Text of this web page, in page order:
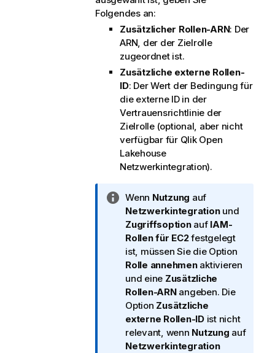
Folgendes an:
Zusätzlicher Rollen-ARN: Der
ARN, der der Zielrolle
zugeordnet ist.
Zusätzliche externe Rollen-
ID: Der Wert der Bedingung für
die externe ID in der
Vertrauensrichtlinie der
Zielrolle (optional, aber nicht
verfügbar für Qlik Open
Lakehouse
Netzwerkintegration).
I
n
f
o
r
m
a
t
i
o
n
s
Wenn Nutzung auf
Netzwerkintegrationund
Zugriffsoptionauf IAM-
Rollen für EC2festgelegt
ist, müssen Sie die Option
Rolle annehmenaktivieren
und eine Zusätzliche
Rollen-ARNangeben. Die
Option Zusätzliche
externe Rollen-IDist nicht
relevant, wenn Nutzung auf
Netzwerkintegration